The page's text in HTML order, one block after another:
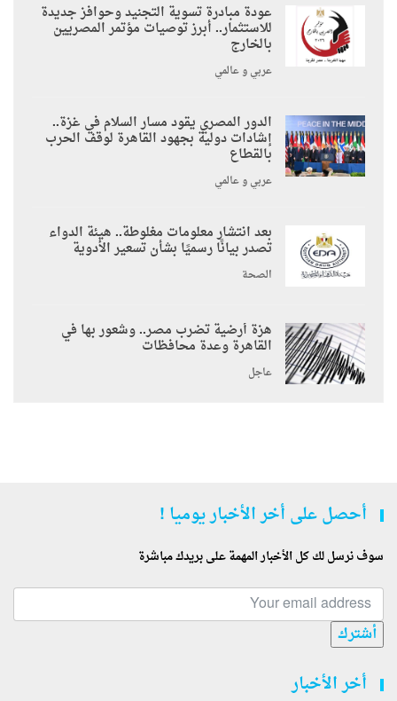
عودة مبادرة تسوية التجنيد وحوافز جديدة
للاستثمار.. أبرز توصيات مؤتمر المصريين
بالخارج
عربي و عالمي
الدور المصري يقود مسار السلام في غزة..
إشادات دولية بجهود القاهرة لوقف الحرب
بالقطاع
عربي و عالمي
بعد انتشار معلومات مغلوطة.. هيئة الدواء
تصدر بيانًا رسميًا بشأن تسعير الأدوية
الصحة
هزة أرضية تضرب مصر.. وشعور بها في
القاهرة وعدة محافظات
عاجل
أحصل على أخر الأخبار يوميا !
سوف نرسل لك كل الأخبار المهمة على بريدك مباشرة
أشترك
أخر الأخبار